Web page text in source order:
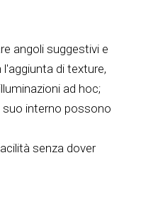
angoli suggestivi e
di texture,
ad hoc;
suo interno possono
senza dover